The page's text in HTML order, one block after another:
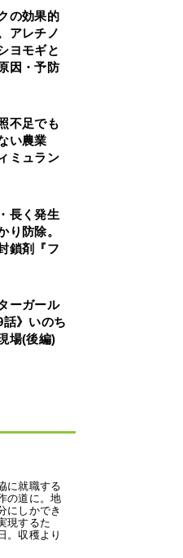
の効果的
アレチノ
ヨモギと
因・予防
不足でも
い農業
ミュラン
長く発生
り防除。
鎖剤『フ
ーガール
》いのち
場(後編)
に就職する
の道に。地
にしかでき
現するた
。収穫より